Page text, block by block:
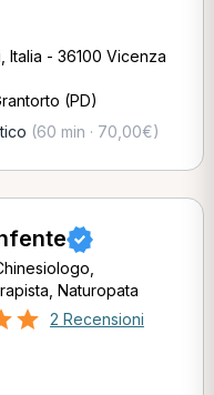
Italia - 36100 Vicenza
(PD)
(60 min · 70,00€)
Naturopata
2 Recensioni